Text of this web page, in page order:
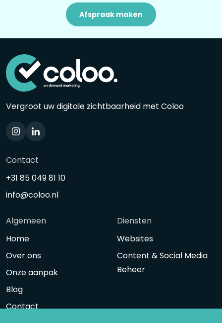
Afspraak maken
Vergroot uw digitale zichtbaarheid met Coloo
Contact
+31 85 049 81 10
info@coloo.nl
Algemeen
Home
Over ons
Onze aanpak
Blog
Contact
Diensten
Websites
Content & Social Media
Beheer